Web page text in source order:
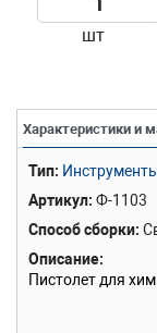
шт
Характеристики и
Тип
Артикул Ф-1103
Способ сборки
Описание
Пистолет для